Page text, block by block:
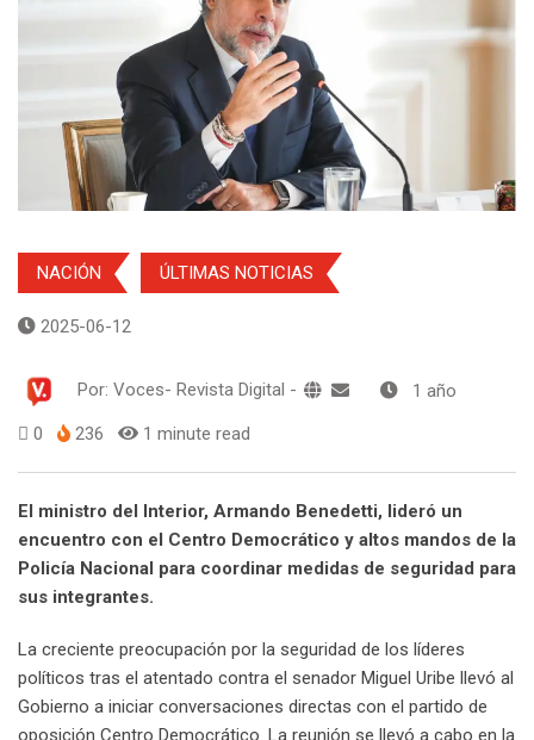
NACIÓN ÚLTIMAS NOTICIAS
2025-06-12
Por: Voces- Revista Digital - 1 año
0 236 1 minute read
El ministro del Interior, Armando Benedetti, lideró un
encuentro con el Centro Democrático y altos mandos de la
Policía Nacional para coordinar medidas de seguridad para
sus integrantes.
La creciente preocupación por la seguridad de los líderes
políticos tras el atentado contra el senador Miguel Uribe llevó al
Gobierno a iniciar conversaciones directas con el partido de